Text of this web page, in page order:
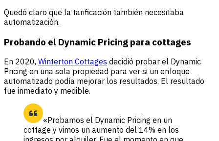
Quedó claro que la tarificación también necesitaba
automatización.
Probando el Dynamic Pricing para cottages
En 2020, Winterton Cottages decidió probar el Dynamic
Pricing en una sola propiedad para ver si un enfoque
automatizado podía mejorar los resultados. El resultado
fue inmediato y medible.
«Probamos el Dynamic Pricing en un
cottage y vimos un aumento del 14% en los